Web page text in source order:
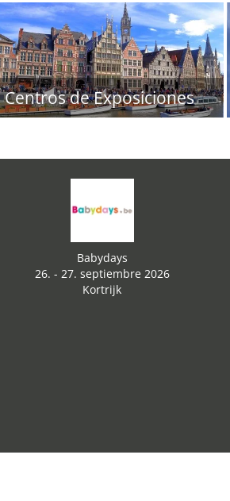
Centros de Exposiciones
Babydays
26. - 27. septiembre 2026
Kortrijk